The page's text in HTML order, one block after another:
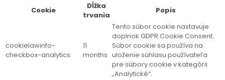
Cookie
Dĺžka
trvania
Popis
cookielawinfo-
checkbox-analytics
11
months
Tento súbor cookie nastavuje
doplnok GDPR Cookie Consent.
Súbor cookie sa používa na
uloženie súhlasu používateľa
pre súbory cookie v kategórii
„Analytické“.